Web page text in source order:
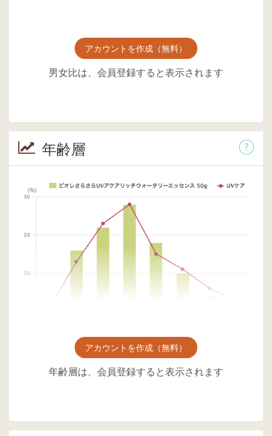
アカウントを作成（無料）
男女比は、会員登録すると表示されます
年齢層
アカウントを作成（無料）
年齢層は、会員登録すると表示されます